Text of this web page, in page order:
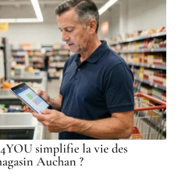
simplifie la vie des
Auchan ?